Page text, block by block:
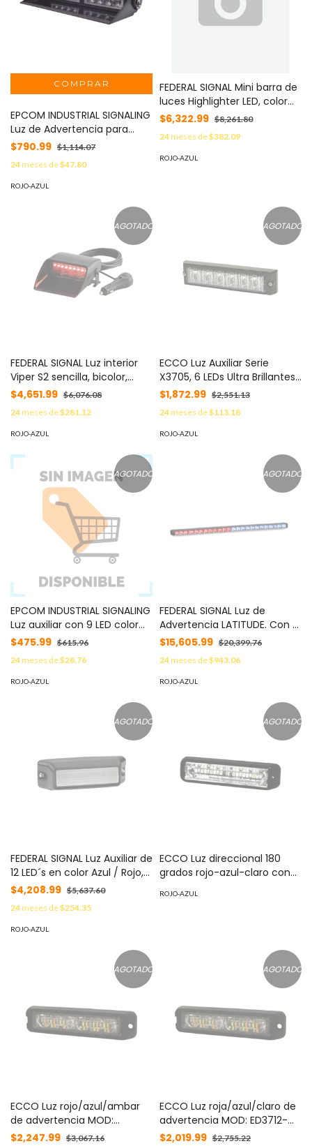
EPCOM INDUSTRIAL SIGNALING
Luz de Advertencia para
Interior, Color Rojo/Azul MOD:
XLL-106-RB
$790.99 $1,114.07
24meses de$47.80
ROJO-AZUL
FEDERAL SIGNAL Mini barra de
luces Highlighter LED, color
Ámbar, Montaje
Permanente, Ideal para
Seguridad Privada MOD:
LEDDISPLAYGLOBAL
$6,322.99 $8,261.80
24meses de$382.09
ROJO-AZUL
AGOTADO
FEDERAL SIGNAL Luz interior
Viper S2 sencilla, bicolor,
rojo/azul, 12 LED, 23 patrones,
incluye adaptador para
encendedor MOD: 329-102-
RB
$4,651.99 $6,076.08
24meses de$281.12
ROJO-AZUL
AGOTADO
ECCO Luz Auxiliar Serie
X3705, 6 LEDs Ultra Brillantes,
color Rojo / Azul MOD:
$1,872.99 $2,551.13
24meses de$113.18
ROJO-AZUL
AGOTADO
EPCOM INDUSTRIAL SIGNALING
Luz auxiliar con 9 LED color
rojo angulo de 180 grados
MOD: XLTA15R
$475.99 $615.96
24meses de$28.76
ROJO-AZUL
AGOTADO
FEDERAL SIGNAL Luz de
Advertencia LATITUDE. Con 4
módulos rojos, 4 módulos
azules (R-R-R-R-A-A-A-A)
MOD: SL-8F-RB
$15,605.99 $20,399.76
24meses de$943.06
ROJO-AZUL
AGOTADO
FEDERAL SIGNAL Luz Auxiliar de
12 LED´s en color Azul / Rojo,
con mica tranparente. MOD:
IPX-620-BBR
$4,208.99 $5,637.60
24meses de$254.35
ROJO-AZUL
AGOTADO
ECCO Luz direccional 180
grados rojo-azul-claro con
RBW
ROJO-AZUL
AGOTADO
ECCO Luz rojo/azul/ambar
de advertencia MOD:
ED3712-RBA
$2,247.99 $3,067.16
AGOTADO
ECCO Luz roja/azul/claro de
advertencia MOD: ED3712-
RBC
$2,019.99 $2,755.22